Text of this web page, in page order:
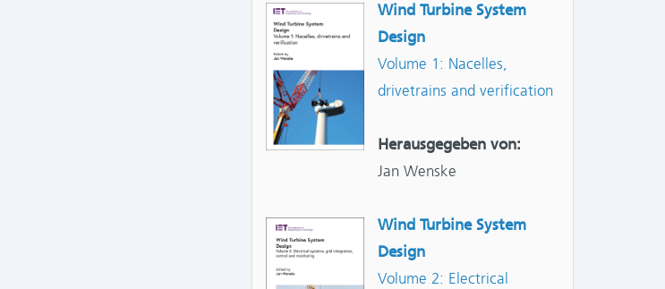
Wind Turbine System
Design
Volume 1: Nacelles,
drivetrains and verification
Herausgegeben von:
Jan Wenske
Wind Turbine System
Design
Volume 2: Electrical